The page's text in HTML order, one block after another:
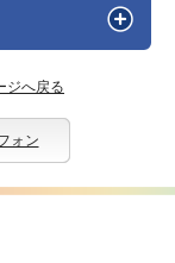
ジへ戻る
ォン